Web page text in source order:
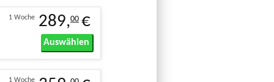
1 Woche 289,00 €
Auswählen
1 Woche